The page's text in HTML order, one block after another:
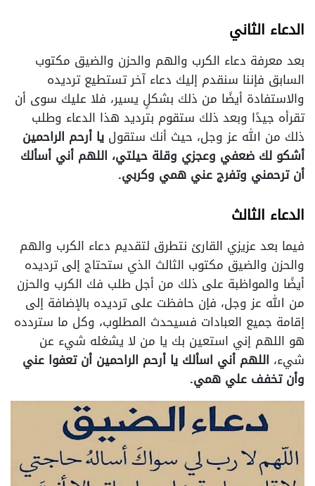
الدعاء الثاني
بعد معرفة دعاء الكرب والهم والحزن والضيق مكتوب
السابق فإننا سنقدم إليك دعاء آخر تستطيع ترديده
والاستفادة أيضًا من ذلك بشكلٍ يسير، فلا عليك سوى أن
تقرأه جيدًا وبعد ذلك ستقوم بترديد هذا الدعاء وطلب
ذلك من الله عز وجل، حيث أنك ستقول يا أرحم الراحمين
أشكو لك ضعفي وعجزي وقلة حيلتي، اللهم أني أسألك
أن ترحمني وتفرج عني همي وكربي.
الدعاء الثالث
فيما بعد عزيزي القارئ نتطرق لتقديم دعاء الكرب والهم
والحزن والضيق مكتوب الثالث الذي ستحتاج إلى ترديده
أيضًا والمواظبة على ذلك من أجل طلب فك الكرب والحزن
من الله عز وجل، فإن حافظت على ترديده بالإضافة إلى
إقامة جميع العبادات فسيحدث المطلوب، وكل ما ستردده
هو اللهم إني استعين بك يا من لا يشغله شيء عن
شيء، اللهم أني اسألك يا أرحم الراحمين أن تعفوا عني
وأن تخفف علي همي.